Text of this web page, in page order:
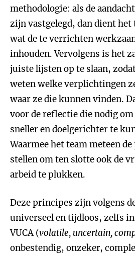
methodologie: als de
zijn vastgelegd, dan dient
wat de te verrichten
inhouden. Vervolgens is het
juiste lijsten op te slaan,
weten welke verplichtingen
waar ze die kunnen vinden.
voor de reflectie die nodig
sneller en doelgerichter te
Waarmee het team meteen
stellen om ten slotte ook de
arbeid te plukken.
Deze principes zijn volgens
universeel en tijdloos, zelfs
VUCA (volatile, uncertain,
onbestendig, onzeker,